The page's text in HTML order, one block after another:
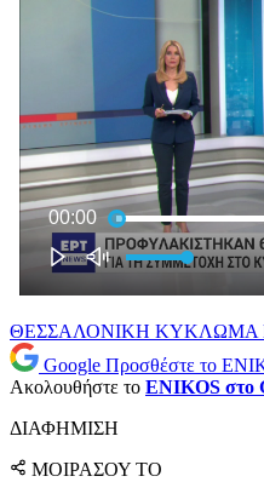
ΘΕΣΣΑΛΟΝΙΚΗ ΚΥΚΛΩΜΑ
Google Προσθέστε το
Ακολουθήστε το ENIKOS στο
ΔΙΑΦΗΜΙΣΗ
ΜΟΙΡΑΣΟΥ ΤΟ